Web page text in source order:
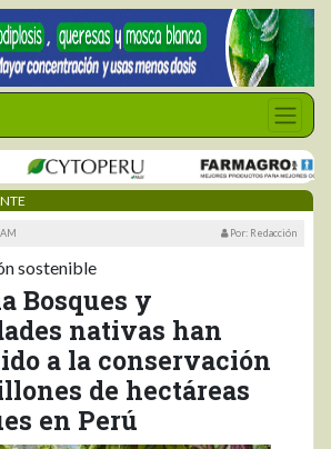
Por: Redacción
sostenible
Bosques y
nativas han
a la conservación
de hectáreas
en Perú